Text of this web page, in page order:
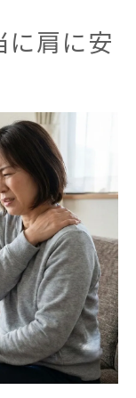
ワケ
対策
とし穴
危険性
生む視点
う理由
ッと広げる
の原因
要因とは
穴に迫る
りの正体
に肩に安